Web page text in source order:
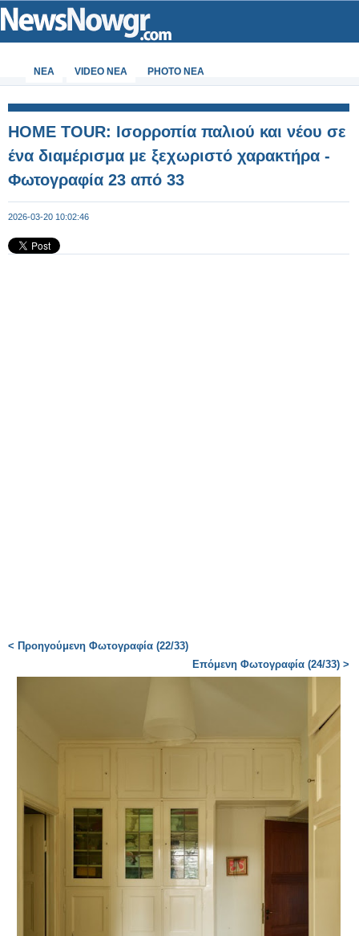
ΝΕΑ VIDEO NEA PHOTO NEA
HOME TOUR: Ισορροπία παλιού και νέου σε
ένα διαμέρισμα με ξεχωριστό χαρακτήρα -
Φωτογραφία 23 από 33
2026-03-20 10:02:46
< Προηγούμενη Φωτογραφία (22/33)
Επόμενη Φωτογραφία (24/33) >